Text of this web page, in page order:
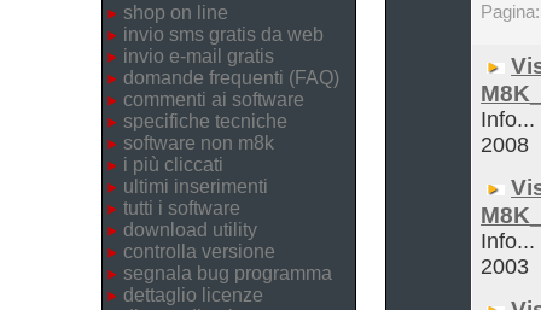
shop on line
invio sms gratis da web
invio e-mail gratis
domande frequenti (FAQ)
commenti ai software
specifiche tecniche
software non m8k
i più cliccati
ultimi inserimenti
tutti i software
download utility
controlla versione
segnala bug programma
dettaglio licenze
Info...
2008
Info...
2003